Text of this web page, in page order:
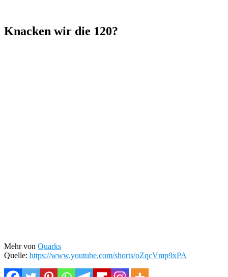
Knacken wir die 120?
Mehr von Quarks
Quelle: https://www.youtube.com/shorts/oZqcVmp9xPA